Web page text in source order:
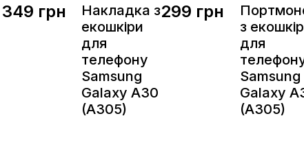
349 грн
Накладка з
екошкіри
для
телефону
Samsung
Galaxy A30
(A305)
299 грн
з
для
Samsung
Galaxy
(A305)